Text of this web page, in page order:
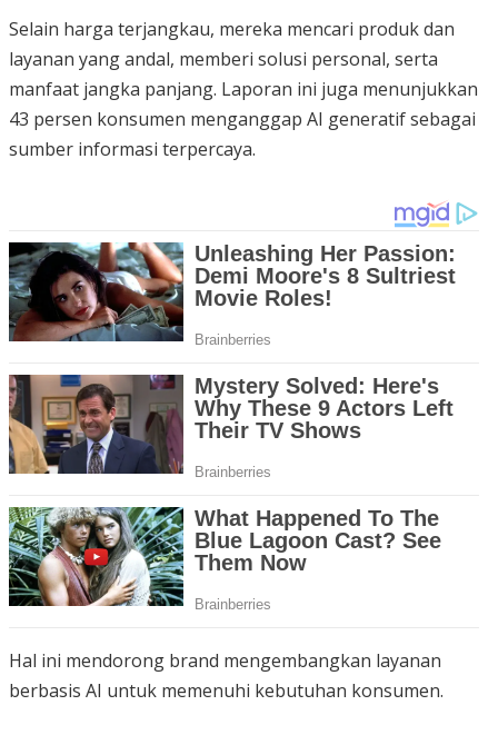
Selain harga terjangkau, mereka mencari produk dan
layanan yang andal, memberi solusi personal, serta
manfaat jangka panjang. Laporan ini juga menunjukkan
43 persen konsumen menganggap AI generatif sebagai
sumber informasi terpercaya.
Hal ini mendorong brand mengembangkan layanan
berbasis AI untuk memenuhi kebutuhan konsumen.